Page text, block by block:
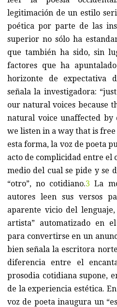
legitimación de un estilo
poética por parte de las
superior no sólo ha
que también ha sido, sin
factores que ha
horizonte de expectativa
señala la investigadora:
our natural voices because
natural voice unaffected
we listen in a way that is
esta forma, la voz de poeta
acto de complicidad entre el
medio del cual se pide y se
“otro”, no cotidiano.3 La
autores leen sus versos
aparente vicio del
artista” automatizado en
para convertirse en un
bien señala la escritora
diferencia entre el
prosodia cotidiana supone,
de la experiencia estética.
voz de poeta inaugura un